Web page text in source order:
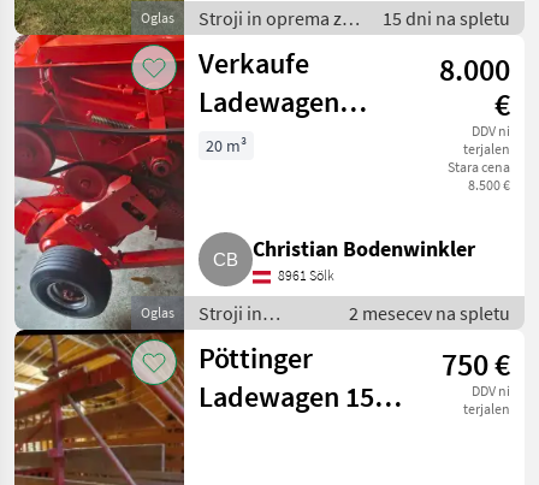
Oglas
Stroji in oprema za
žetev in spravilo /
Nakladalna
prikolica
15 dni na spletu
Oglas
Verkaufe
Ladewagen
Pöttinger Pony 2
8.000
€
DDV ni
terjalen
Stara cena
8.500 €
20 m³
Christian Bodenwinkler
8961 Sölk
Stroji in
oprema za
žetev in
spravilo /
Nakladalna
2 mesecev na spletu
Pöttinger
Ladewagen 15
750 €
DDV ni
terjalen